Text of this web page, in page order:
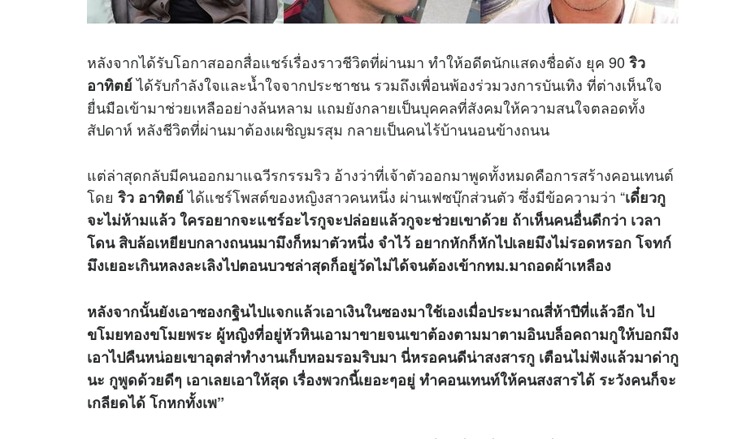
หลังจากได้รับโอกาสออกสื่อแชร์เรื่องราวชีวิตที่ผ่านมา ทำให้อดีตนักแสดงชื่อดัง ยุค 90 ริว
อาทิตย์ได้รับกำลังใจและน้ำใจจากประชาชน รวมถึงเพื่อนพ้องร่วมวงการบันเทิง ที่ต่างเห็นใจ
ยื่นมือเข้ามาช่วยเหลืออย่างล้นหลาม แถมยังกลายเป็นบุคคลที่สังคมให้ความสนใจตลอดทั้ง
สัปดาห์ หลังชีวิตที่ผ่านมาต้องเผชิญมรสุม กลายเป็นคนไร้บ้านนอนข้างถนน
แต่ล่าสุดกลับมีคนออกมาแฉวีรกรรมริว อ้างว่าที่เจ้าตัวออกมาพูดทั้งหมดคือการสร้างคอนเทนต์
โดย ริว อาทิตย์ได้แชร์โพสต์ของหญิงสาวคนหนึ่ง ผ่านเฟซบุ๊กส่วนตัว ซึ่งมีข้อความว่า “เดี๋ยวกู
จะไม่ห้ามแล้ว ใครอยากจะแชร์อะไรกูจะปล่อยแล้วกูจะช่วยเขาด้วย ถ้าเห็นคนอื่นดีกว่า เวลา
โดน สิบล้อเหยียบกลางถนนมามึงก็หมาตัวหนึ่ง จำไว้ อยากหักก็หักไปเลยมึงไม่รอดหรอก โจทก์
มึงเยอะเกินหลงละเลิงไปตอนบวชล่าสุดก็อยู่วัดไม่ได้จนต้องเข้ากทม.มาถอดผ้าเหลือง
หลังจากนั้นยังเอาซองกฐินไปแจกแล้วเอาเงินในซองมาใช้เองเมื่อประมาณสี่ห้าปีที่แล้วอีก ไป
ขโมยทองขโมยพระ ผู้หญิงที่อยู่หัวหินเอามาขายจนเขาต้องตามมาตามอินบล็อคถามกูให้บอกมึง
เอาไปคืนหน่อยเขาอุตส่าทำงานเก็บหอมรอมริบมา นี่หรอคนดีน่าสงสารกู เตือนไม่ฟังแล้วมาด่ากู
นะ กูพูดด้วยดีๆ เอาเลยเอาให้สุด เรื่องพวกนี้เยอะๆอยู่ ทำคอนเทนท์ให้คนสงสารได้ ระวังคนก็จะ
เกลียดได้ โกหกทั้งเพ”